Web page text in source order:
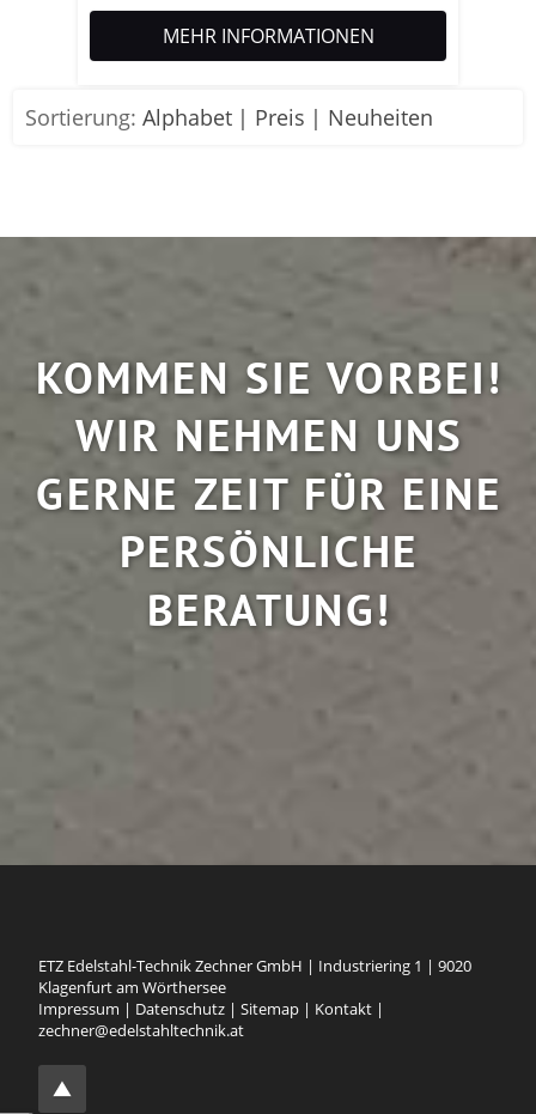
MEHR INFORMATIONEN
Sortierung: Alphabet Preis Neuheiten
KOMMEN SIE VORBEI!
WIR NEHMEN UNS
GERNE ZEIT FÜR EINE
PERSÖNLICHE
BERATUNG!
ETZ Edelstahl-Technik Zechner GmbH | Industriering 1 |9020
Klagenfurt am Wörthersee
Impressum | Datenschutz |Sitemap | Kontakt |
zechner@edelstahltechnik.at